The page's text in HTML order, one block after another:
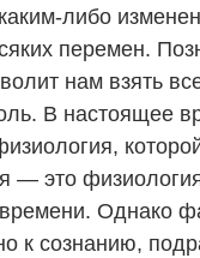
либо
перемен.
нам взять
В настоящее
— это
Однако
к сознанию,